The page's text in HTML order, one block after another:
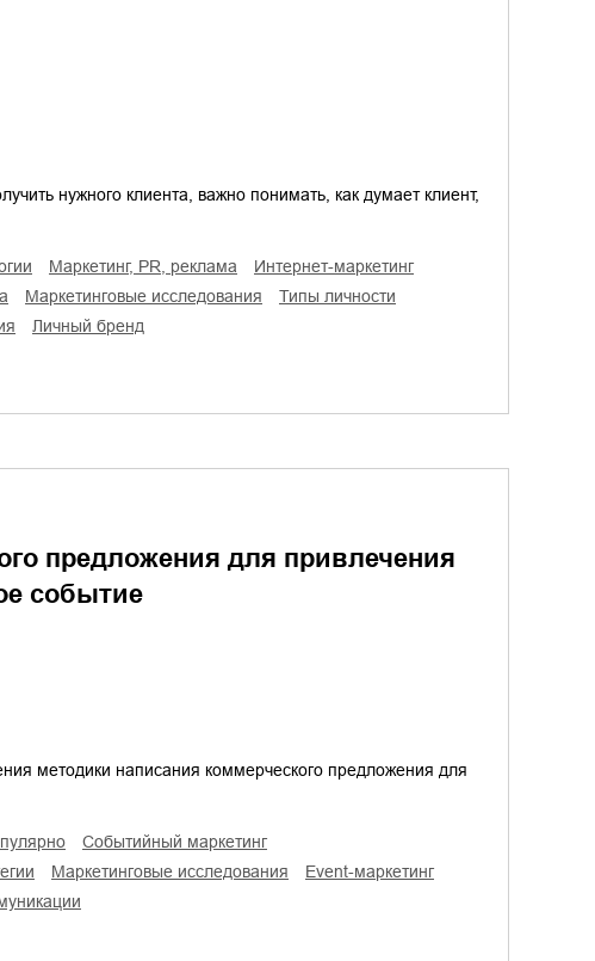
нужного клиента, важно понимать, как думает клиент,
маркетинг, PR, реклама
интернет-маркетинг
маркетинговые исследования
типы личности
личный бренд
предложения для привлечения
событие
методики написания коммерческого предложения для
событийный маркетинг
маркетинговые исследования
Event-маркетинг